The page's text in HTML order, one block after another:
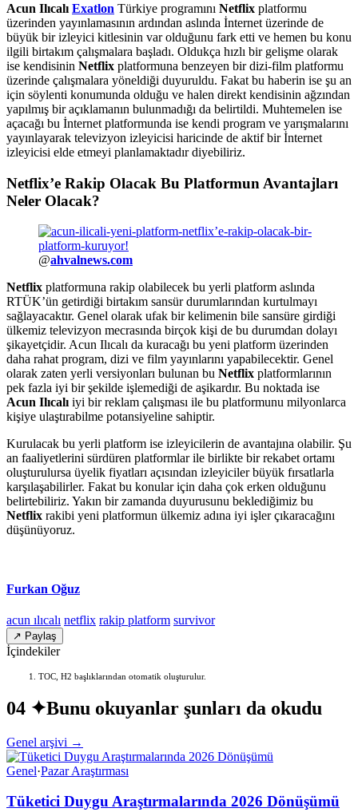
Acun Ilıcalı Exatlon Türkiye programını Netflix platformu
üzerinden yayınlamasının ardından aslında İnternet üzerinde de
büyük bir izleyici kitlesinin var olduğunu fark etti ve hemen bu konu
ilgili birtakım çalışmalara başladı. Oldukça hızlı bir gelişme olarak
ise kendisinin Netflix platformuna benzeyen bir dizi-film platformu
üzerinde çalışmalara yöneldiği duyuruldu. Fakat bu haberin ise şu an
için söylenti konumunda olduğu ve halen direkt kendisinin ağzından
yapılmış bir açıklamanın bulunmadığı da belirtildi. Muhtemelen ise
açacağı bu İnternet platformunda ise kendi program ve yarışmalarını
yayınlayarak televizyon izleyicisi haricinde de aktif bir İnternet
izleyicisi elde etmeyi planlamaktadır diyebiliriz.
Netflix’e Rakip Olacak Bu Platformun Avantajları
Neler Olacak?
@ahvalnews.com
Netflix platformuna rakip olabilecek bu yerli platform aslında
RTÜK’ün getirdiği birtakım sansür durumlarından kurtulmayı
sağlayacaktır. Genel olarak ufak bir kelimenin bile sansüre girdiği
ülkemiz televizyon mecrasında birçok kişi de bu durumdan dolayı
şikayetçidir. Acun Ilıcalı da kuracağı bu yeni platform üzerinden
daha rahat program, dizi ve film yayınlarını yapabilecektir. Genel
olarak zaten yerli versiyonları bulunan bu Netflix platformlarının
pek fazla iyi bir şekilde işlemediği de aşikardır. Bu noktada ise
Acun Ilıcalı iyi bir reklam çalışması ile bu platformunu milyonlarca
kişiye ulaştırabilme potansiyeline sahiptir.
Kurulacak bu yerli platform ise izleyicilerin de avantajına olabilir. Şu
an faaliyetlerini sürdüren platformlar ile birlikte bir rekabet ortamı
oluşturulursa üyelik fiyatları açısından izleyiciler büyük fırsatlarla
karşılaşabilirler. Fakat bu konular için daha çok erken olduğunu
belirtebiliriz. Yakın bir zamanda duyurusunu beklediğimiz bu
Netflix rakibi yeni platformun ülkemiz adına iyi işler çıkaracağını
düşünüyoruz.
Furkan Oğuz
acun ılıcalı netflix rakip platform survivor
↗ Paylaş
İçindekiler
TOC, H2 başlıklarından otomatik oluşturulur.
04 ✦Bunu okuyanlar şunları da okudu
Genel arşivi →
Genel·Pazar Araştırması
Tüketici Duygu Araştırmalarında 2026 Dönüşümü